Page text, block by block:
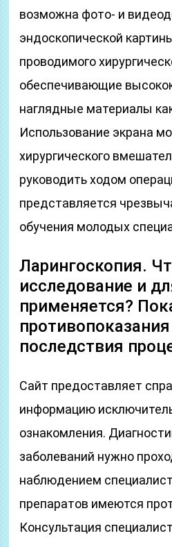
возможна фото- и
эндоскопической
проводимого
обеспечивающие
наглядные материалы
Использование экрана
хирургического
руководить ходом
представляется
обучения молодых
Ларингоскопия.
исследование и
применяется?
последствия
Сайт предоставляет
информацию
ознакомления.
заболеваний нужно
наблюдением
препаратов имеются
Консультация